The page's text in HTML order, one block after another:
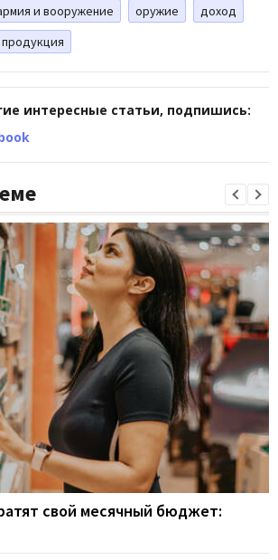
и вооружение оружие
доход
продукция
интересные статьи, подпишись:
свой месячный бюджет: